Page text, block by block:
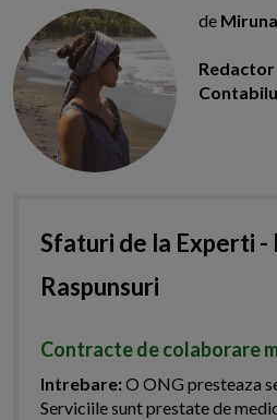
de
Sfaturi de la Experti -
Raspunsuri
Contracte de colaborare
Intrebare:O ONG presteaza
Serviciile sunt prestate de